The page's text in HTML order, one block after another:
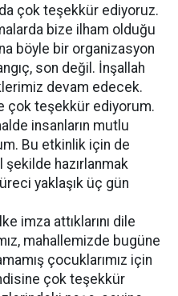
çok teşekkür ediyoruz.
bize ilham olduğu
böyle bir organizasyon
son değil. İnşallah
devam edecek.
çok teşekkür ediyorum.
insanların mutlu
Bu etkinlik için de
şekilde hazırlanmak
yaklaşık üç gün
imza attıklarını dile
mahallemizde bugüne
çocuklarımız için
çok teşekkür